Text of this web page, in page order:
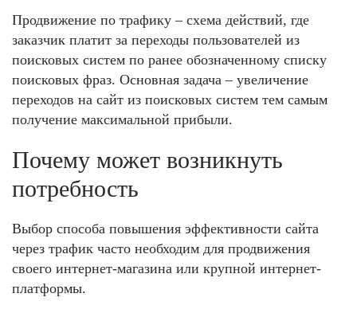
Продвижение по трафику – схема действий, где
заказчик платит за переходы пользователей из
поисковых систем по ранее обозначенному списку
поисковых фраз. Основная задача – увеличение
переходов на сайт из поисковых систем тем самым
получение максимальной прибыли.
Почему может возникнуть
потребность
Выбор способа повышения эффективности сайта
через трафик часто необходим для продвижения
своего интернет-магазина или крупной интернет-
платформы.